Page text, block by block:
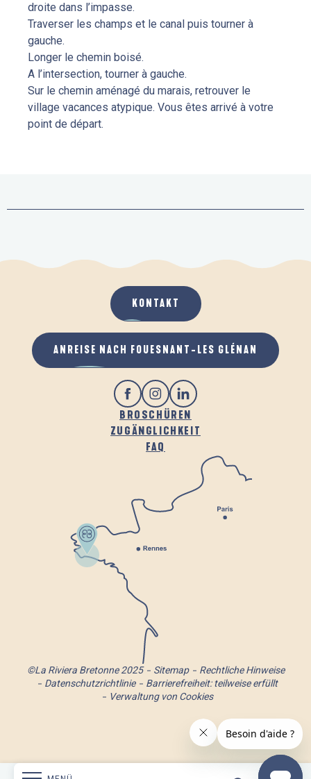
droite dans l’impasse.
Traverser les champs et le canal puis tourner à
gauche.
Longer le chemin boisé.
A l’intersection, tourner à gauche.
Sur le chemin aménagé du marais, retrouver le
village vacances atypique. Vous êtes arrivé à votre
point de départ.
BROSCHÜREN
ZUGÄNGLICHKEIT
FAQ
KONTAKT
ANREISE NACH FOUESNANT-LES GLÉNAN
©La Riviera Bretonne 2025 Sitemap
Rechtliche Hinweise
Datenschutzrichtlinie
Barrierefreiheit: teilweise erfüllt
Verwaltung von Cookies